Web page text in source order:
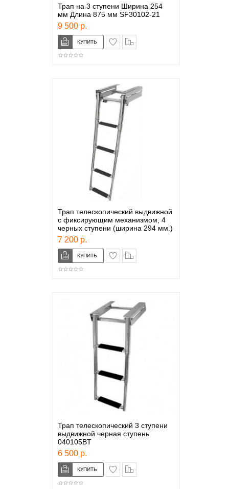
Трап на 3 ступени Ширина 254
мм Длина 875 мм SF30102-21
9 500 р.
в закладки
Трап телескопический выдвижной
с фиксирующим механизмом, 4
черных ступени (ширина 294 мм.)
7 200 р.
в закладки
Трап телескопический 3 ступени
выдвижной черная ступень
040105BT
6 500 р.
в закладки